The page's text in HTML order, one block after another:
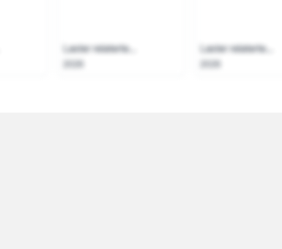
Laster relaterte...
2026
Laster relaterte...
2026